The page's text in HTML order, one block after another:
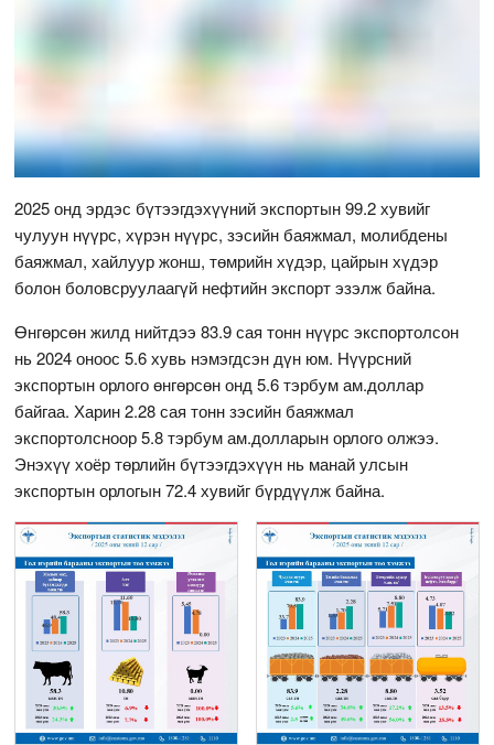
2025 онд эрдэс бүтээгдэхүүний экспортын 99.2 хувийг
чулуун нүүрс, хүрэн нүүрс, зэсийн баяжмал, молибдены
баяжмал, хайлуур жонш, төмрийн хүдэр, цайрын хүдэр
болон боловсруулаагүй нефтийн экспорт эзэлж байна.
Өнгөрсөн жилд нийтдээ 83.9 сая тонн нүүрс экспортолсон
нь 2024 оноос 5.6 хувь нэмэгдсэн дүн юм. Нүүрсний
экспортын орлого өнгөрсөн онд 5.6 тэрбум ам.доллар
байгаа. Харин 2.28 сая тонн зэсийн баяжмал
экспортолсноор 5.8 тэрбум ам.долларын орлого олжээ.
Энэхүү хоёр төрлийн бүтээгдэхүүн нь манай улсын
экспортын орлогын 72.4 хувийг бүрдүүлж байна.